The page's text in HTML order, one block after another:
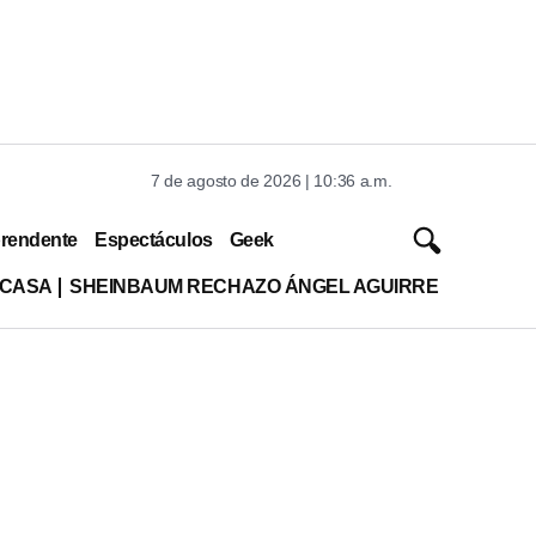
7 de agosto de 2026 | 10:36 a.m.
Espectáculos Geek
SHEINBAUM RECHAZO ÁNGEL AGUIRRE